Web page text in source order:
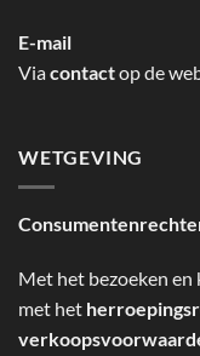
E-mail
Viacontactop de
WETGEVING
Met het bezoeken en
met het